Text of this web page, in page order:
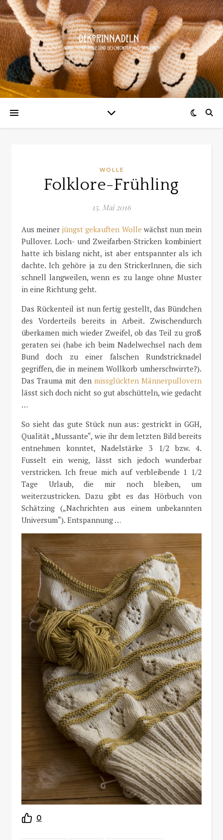
WOLLE
Folklore-Frühling
15. Mai 2016
Aus meiner jüngst gekauften Wolle wächst nun mein
Pullover. Loch- und Zweifarben-Stricken kombiniert
hatte ich bislang nicht, ist aber entspannter als ich
dachte. Ich gehöre ja zu den StrickerInnen, die sich
schnell langweilen, wenn es zu lange ohne Muster
in eine Richtung geht.
Das Rückenteil ist nun fertig gestellt, das Bündchen
des Vorderteils bereits in Arbeit. Zwischendurch
überkamen mich wieder Zweifel, ob das Teil zu groß
geraten sei (habe ich beim Nadelwechsel nach dem
Bund doch zu einer falschen Rundstricknadel
gegriffen, die in meinem Wollkorb umherschwirrte?).
Das Trauma mit den missglückten Männerpullovern
lässt sich doch nicht so gut abschütteln, wie gedacht
…
So sieht das gute Stück nun aus: gestrickt in GGH,
Qualität „Mussante“, wie ihr dem letzten Bild bereits
entnehmen konntet, Nadelstärke 3 1/2 bzw. 4.
Fusselt ein wenig, lässt sich jedoch wunderbar
verstricken. Ich freue mich auf verbleibende 1 1/2
Tage Urlaub, die mir noch bleiben, um
weiterzustricken. Dazu gibt es das Hörbuch von
Schätzing („Nachrichten aus einem unbekannten
Universum“). Entspannung …
0